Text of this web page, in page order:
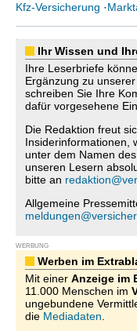
Kfz-Versicherung ·
Ihr Wissen und
Ihre Leserbriefe
Ergänzung zu
schreiben Sie Ihre
dafür vorgesehene
Die Redaktion freut
Insiderinformationen,
unter dem Namen
unseren Lesern
bitte an
Allgemeine
WERBUNG
Werben im
Mit einer Anzeige im
11.000 Menschen im
ungebundene
die Mediadaten